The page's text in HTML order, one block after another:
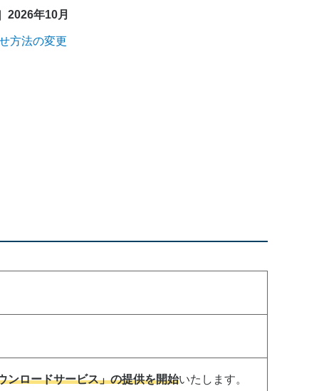
2026年10月
方法の変更
ンロードサービス」の提供を開始いたします。